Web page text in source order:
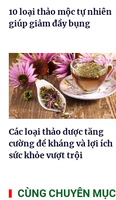
10 loại thảo mộc tự nhiên
giúp giảm đầy bụng
Các loại thảo dược tăng
cường đề kháng và lợi ích
sức khỏe vượt trội
CÙNG CHUYÊN MỤC